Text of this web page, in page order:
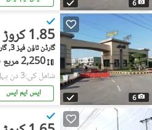
6
6
1.85 کروڑ
گارڈن ٹاؤن فیز 3, گارڈن ٹاؤن
2,250 مربع فیٹ
شامل کی:3 دن پہل
ایس ایم ایس